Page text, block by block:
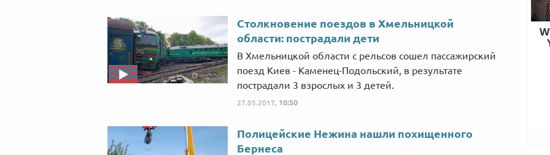
Столкновение поездов в Хмельницкой
области: пострадали дети
В Хмельницкой области с рельсов сошел пассажирский
поезд Киев - Каменец-Подольский, в результате
пострадали 3 взрослых и 3 детей.
27.05.2017, 10:50
Полицейские Нежина нашли похищенного
Бернеса